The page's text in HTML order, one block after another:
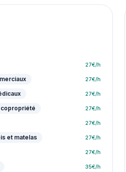
27€/h
27€/h
27€/h
27€/h
27€/h
et matelas 27€/h
27€/h
35€/h